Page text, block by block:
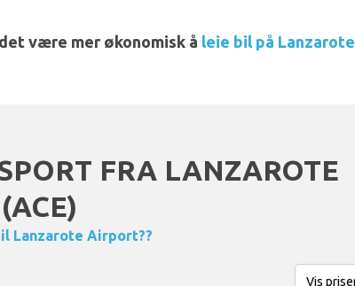
være mer økonomisk å leie bil på Lanzarote
FRA LANZAROTE
Lanzarote Airport??